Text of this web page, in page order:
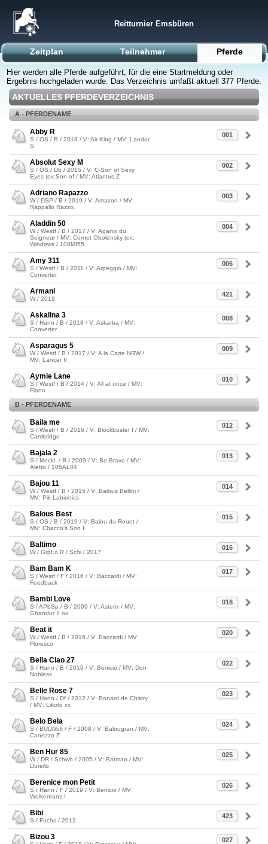
Reitturnier Emsbüren
Zeitplan Teilnehmer Pferde
Hier werden alle Pferde aufgeführt, für die eine Startmeldung oder
Ergebnis hochgeladen wurde. Das Verzeichnis umfaßt aktuell 377 Pferde.
AKTUELLES PFERDEVERZEICHNIS
A - PFERDENAME
001
Abby R
S / OS / B / 2018 / V: Air King / MV: Landor
S
002
Absolut Sexy M
S / OS / Db / 2015 / V: C-Son of Sexy
Eyes (ex:Son of / MV: Atlantus Z
003
Adriano Rapazzo
W / DSP / B / 2019 / V: Amazon / MV:
Rappallo Razzo.
004
Aladdin 50
W / Westf / B / 2017 / V: Aganix du
Seigneur / MV: Cornet Obolensky (ex:
Windows / 108MI55
006
Amy 311
S / Westf / B / 2011 / V: Arpeggio / MV:
Converter
421
Armani
W / 2019
008
Askalina 3
S / Hann / B / 2018 / V: Askarba / MV:
Converter
009
Asparagus 5
W / Westf / B / 2017 / V: A la Carte NRW /
MV: Lancer II
010
Aymie Lane
S / Westf / B / 2014 / V: All at once / MV:
Fiano
B - PFERDENAME
012
Baila me
S / Westf / B / 2016 / V: Blockbuster I / MV:
Cambridge
013
Bajala 2
S / Meckl. / R / 2009 / V: Be Bravo / MV:
Aletto / 105AL04
014
Bajou 11
W / Westf / B / 2015 / V: Balous Bellini /
MV: Pik Labionics
015
Balous Best
S / OS / B / 2019 / V: Balou du Rouet /
MV: Chacco's Son I
016
Baltimo
W / Grpf.o.R / Schi / 2017
017
Bam Bam K
S / Westf / F / 2016 / V: Baccardi / MV:
Feedback
018
Bambi Love
S / APbSp / B / 2009 / V: Asterix / MV:
Ghandur II ox
020
Beat it
W / Westf / B / 2016 / V: Baccardi / MV:
Floresco
022
Bella Ciao 27
S / Hann / B / 2019 / V: Benicio / MV: Don
Nobless
023
Belle Rose 7
S / Hann / Df / 2012 / V: Bonard de Charry
/ MV: Likoto xx
024
Belo Bela
S / BULWblt / F / 2008 / V: Balougran / MV:
Canezzo Z
025
Ben Hur 85
W / DR / Schwb / 2005 / V: Batman / MV:
Durello
026
Berenice mon Petit
S / Hann / F / 2019 / V: Benicio / MV:
Wolkentanz I
423
Bibi
S / Fuchs / 2012
027
Bizou 3